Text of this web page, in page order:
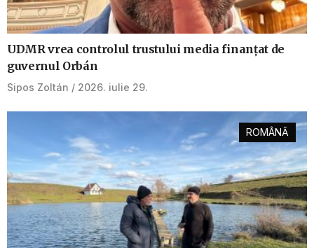
UDMR vrea controlul trustului media finanțat de
guvernul Orbán
Sipos Zoltán 2026. iulie 29.
ROMÂNĂ